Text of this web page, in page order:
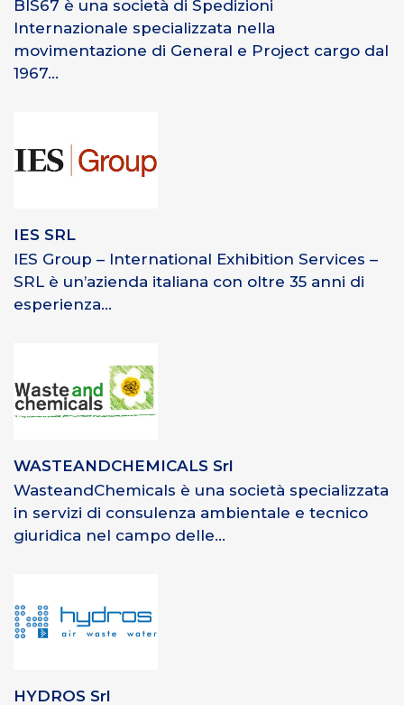
BIS67 è una società di Spedizioni
Internazionale specializzata nella
movimentazione di General e Project cargo dal
1967...
IES SRL
IES Group – International Exhibition Services –
SRL è un’azienda italiana con oltre 35 anni di
esperienza...
WASTEANDCHEMICALS Srl
WasteandChemicals è una società specializzata
in servizi di consulenza ambientale e tecnico
giuridica nel campo delle...
HYDROS Srl